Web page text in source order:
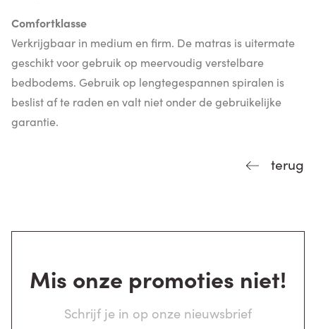
Comfortklasse
Verkrijgbaar in medium en firm. De matras is uitermate
geschikt voor gebruik op meervoudig verstelbare
bedbodems. Gebruik op lengtegespannen spiralen is
beslist af te raden en valt niet onder de gebruikelijke
garantie.
terug
Mis onze promoties niet!
Schrijf je in op onze nieuwsbrief